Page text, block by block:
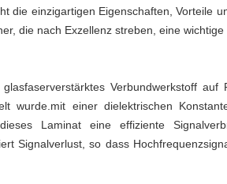
die einzigartigen Eigenschaften, Vorteile
die nach Exzellenz streben, eine
Verbundwerkstoff auf
wurde.mit einer dielektrischen
Laminat eine effiziente
Signalverlust, so dass